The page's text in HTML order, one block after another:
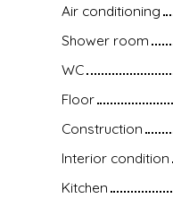
Air conditioning
Shower room
WC
Floor
Construction
Interior condition
Kitchen